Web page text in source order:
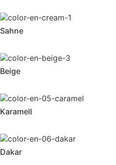
Sahne
Beige
Karamell
Dakar